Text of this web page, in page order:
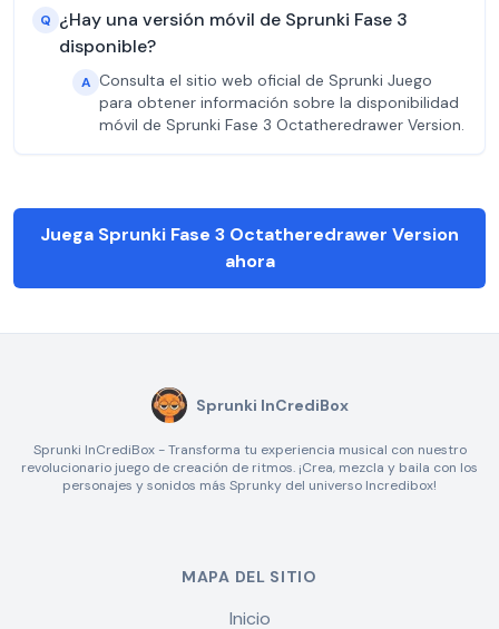
Q ¿Hay una versión móvil de Sprunki Fase 3
disponible?
A Consulta el sitio web oficial de Sprunki Juego
para obtener información sobre la disponibilidad
móvil de Sprunki Fase 3 Octatheredrawer Version.
Juega Sprunki Fase 3 Octatheredrawer Version
ahora
Sprunki InCrediBox
Sprunki InCrediBox - Transforma tu experiencia musical con nuestro
revolucionario juego de creación de ritmos. ¡Crea, mezcla y baila con los
personajes y sonidos más Sprunky del universo Incredibox!
MAPA DEL SITIO
Inicio